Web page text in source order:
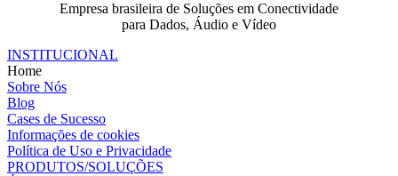
Empresa brasileira de Soluções em Conectividade
para Dados, Áudio e Vídeo
INSTITUCIONAL
Home
Sobre Nós
Blog
Cases de Sucesso
Informações de cookies
Política de Uso e Privacidade
PRODUTOS/SOLUÇÕES